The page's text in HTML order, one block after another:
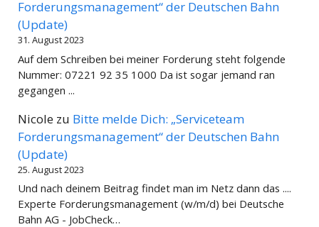
Forderungsmanagement“ der Deutschen Bahn
(Update)
31. August 2023
Auf dem Schreiben bei meiner Forderung steht folgende
Nummer: 07221 92 35 1000 Da ist sogar jemand ran
gegangen ...
Nicole zu Bitte melde Dich: „Serviceteam
Forderungsmanagement“ der Deutschen Bahn
(Update)
25. August 2023
Und nach deinem Beitrag findet man im Netz dann das ....
Experte Forderungsmanagement (w/m/d) bei Deutsche
Bahn AG - JobCheck…